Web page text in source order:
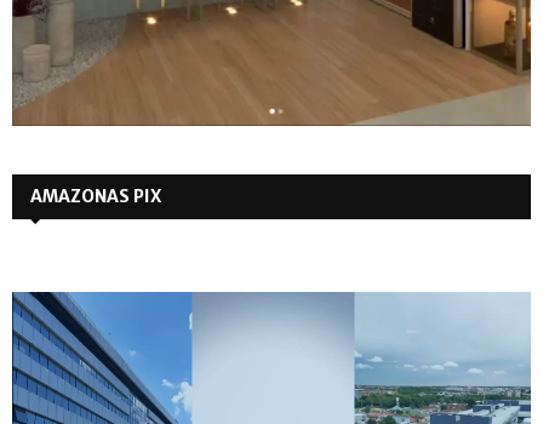
AMAZONAS PIX